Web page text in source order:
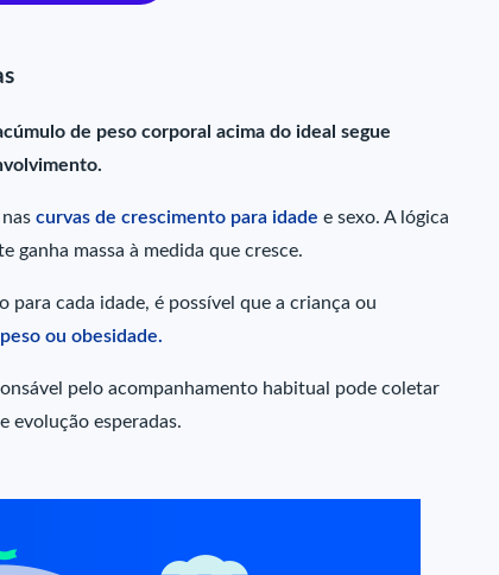
de peso corporal acima do ideal segue
curvas de crescimento para idade e sexo. A lógica
ganha massa à medida que cresce.
para cada idade, é possível que a criança ou
ou obesidade.
pelo acompanhamento habitual pode coletar
evolução esperadas.